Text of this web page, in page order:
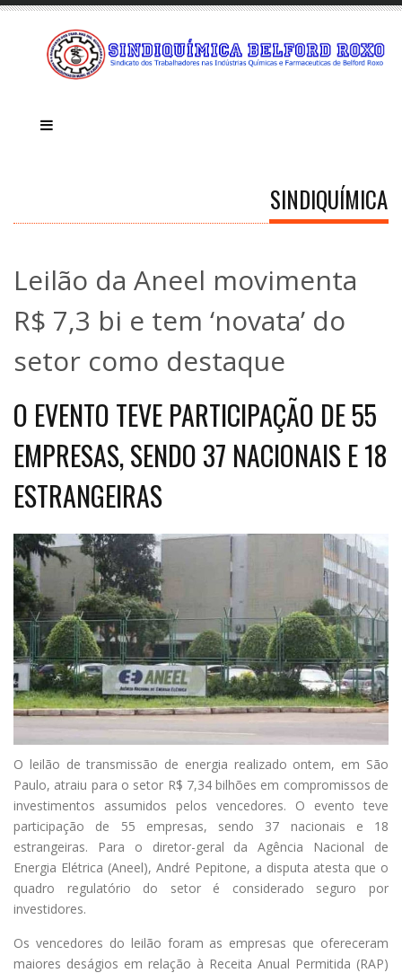
SINDIQUÍMICA
Leilão da Aneel movimenta
R$ 7,3 bi e tem ‘novata’ do
setor como destaque
O EVENTO TEVE PARTICIPAÇÃO DE 55
EMPRESAS, SENDO 37 NACIONAIS E 18
ESTRANGEIRAS
O leilão de transmissão de energia realizado ontem, em São
Paulo, atraiu para o setor R$ 7,34 bilhões em compromissos de
investimentos assumidos pelos vencedores. O evento teve
participação de 55 empresas, sendo 37 nacionais e 18
estrangeiras. Para o diretor-geral da Agência Nacional de
Energia Elétrica (Aneel), André Pepitone, a disputa atesta que o
quadro regulatório do setor é considerado seguro por
investidores.
Os vencedores do leilão foram as empresas que ofereceram
maiores deságios em relação à Receita Anual Permitida (RAP)